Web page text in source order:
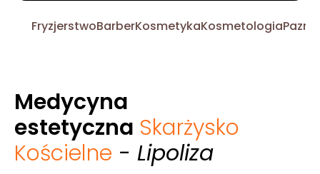
FryzjerstwoBarberKosmetykaKosmetologia
Medycyna
estetyczna Skarżysko
Kościelne - Lipoliza